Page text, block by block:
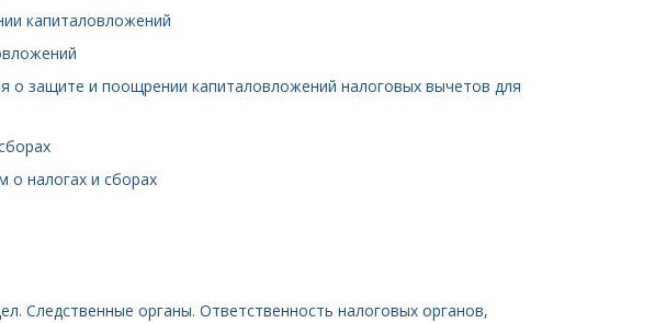
капиталовложений
о защите и поощрении капиталовложений налоговых вычетов для
о налогах и сборах
Следственные органы. Ответственность налоговых органов,